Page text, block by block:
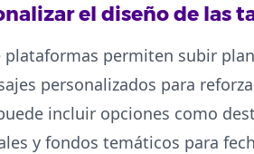
el diseño de las
plataformas permiten subir
personalizados para
incluir opciones como
y fondos temáticos para